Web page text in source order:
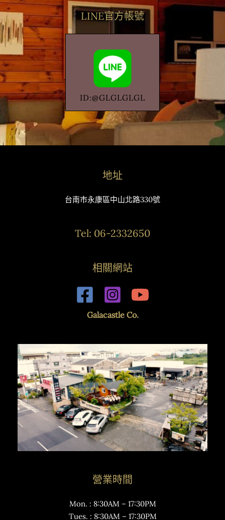
LINE官方帳號
ID:@GLGLGLGL
地址
台南市永康區中山北路330號
Tel: 06-2332650
相關網站
Galacastle Co.
營業時間
Mon. : 8:30AM – 17:30PM
Tues. : 8:30AM – 17:30PM